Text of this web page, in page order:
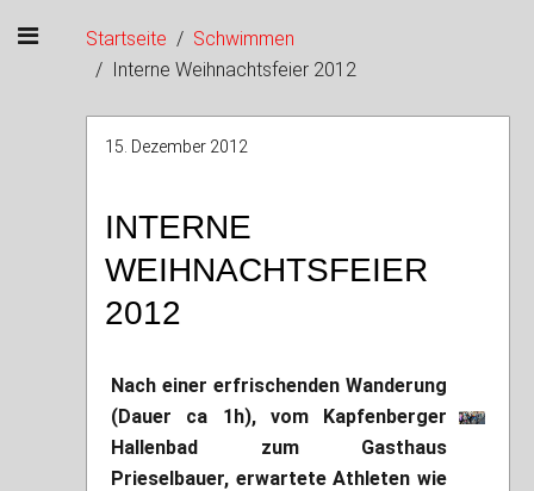
Startseite
Schwimmen
Interne Weihnachtsfeier 2012
15. Dezember 2012
INTERNE
WEIHNACHTSFEIER
2012
Nach einer erfrischenden Wanderung
(Dauer ca 1h), vom Kapfenberger
Hallenbad zum Gasthaus
Prieselbauer, erwartete Athleten wie